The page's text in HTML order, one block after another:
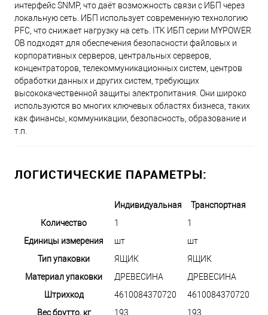
интерфейс SNMP, что даёт возможность связи с ИБП через
локальную сеть. ИБП использует современную технологию
PFC, что снижает нагрузку на сеть. ITK ИБП серии MYPOWER
OB подходят для обеспечения безопасности файловых и
корпоративных серверов, центральных серверов,
концентраторов, телекоммуникационных систем, центров
обработки данных и других систем, требующих
высококачественной защиты электропитания. Они широко
используются во многих ключевых областях бизнеса, таких
как финансы, коммуникации, безопасность, образование и
т.п.
ЛОГИСТИЧЕСКИЕ ПАРАМЕТРЫ:
Индивидуальная
Транспортная
Количество
1
1
Единицы измерения
шт
шт
Тип упаковки
ЯЩИК
ЯЩИК
Материал упаковки
ДРЕВЕСИНА
ДРЕВЕСИНА
Штрихкод
4610084370720
4610084370720
Вес брутто, кг
193
193